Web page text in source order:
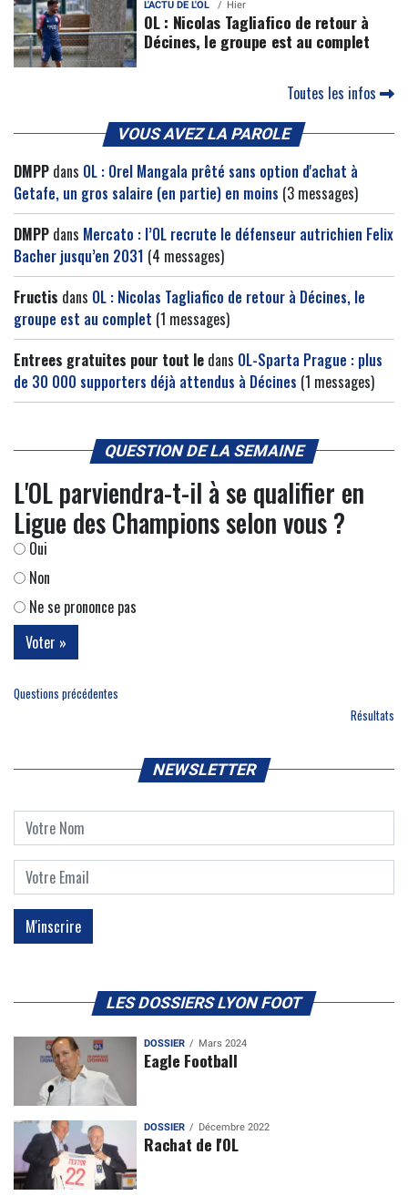
L'ACTU DE L'OL Hier
OL : Nicolas Tagliafico de retour à
Décines, le groupe est au complet
Toutes les infos
VOUS AVEZ LA PAROLE
DMPP dans OL : Orel Mangala prêté sans option d'achat à
Getafe, un gros salaire (en partie) en moins (3 messages)
DMPP dans Mercato : l’OL recrute le défenseur autrichien Felix
Bacher jusqu’en 2031 (4 messages)
Fructis dans OL : Nicolas Tagliafico de retour à Décines, le
groupe est au complet (1 messages)
Entrees gratuites pour tout le dans OL-Sparta Prague : plus
de 30 000 supporters déjà attendus à Décines (1 messages)
QUESTION DE LA SEMAINE
L'OL parviendra-t-il à se qualifier en
Ligue des Champions selon vous ?
Oui
Non
Ne se prononce pas
Questions précédentes
Résultats
NEWSLETTER
LES DOSSIERS LYON FOOT
DOSSIER Mars 2024
Eagle Football
DOSSIER Décembre 2022
Rachat de l'OL